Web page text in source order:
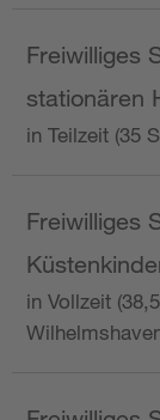
Freiwilliges
stationären
in Teilzeit (35
Freiwilliges
in Vollzeit